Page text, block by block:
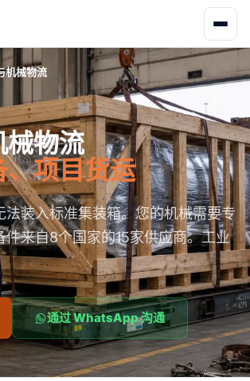
机械物流
械物流
、项目货运
法装入标准集装箱。您的机械需要专
件来自8个国家的15家供应商。工业
通过 WhatsApp 沟通